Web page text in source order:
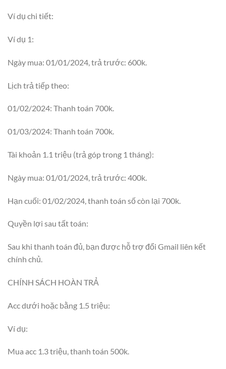
Ví dụ chi tiết:
Ví dụ 1:
Ngày mua: 01/01/2024, trả trước: 600k.
Lịch trả tiếp theo:
01/02/2024: Thanh toán 700k.
01/03/2024: Thanh toán 700k.
Tài khoản 1.1 triệu (trả góp trong 1 tháng):
Ngày mua: 01/01/2024, trả trước: 400k.
Hạn cuối: 01/02/2024, thanh toán số còn lại 700k.
Quyền lợi sau tất toán:
Sau khi thanh toán đủ, bạn được hỗ trợ đổi Gmail liên kết
chính chủ.
CHÍNH SÁCH HOÀN TRẢ
Acc dưới hoặc bằng 1.5 triệu:
Ví dụ:
Mua acc 1.3 triệu, thanh toán 500k.